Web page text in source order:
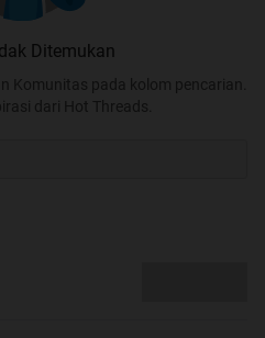
Ditemukan
Komunitas pada kolom pencarian.
dari Hot Threads.